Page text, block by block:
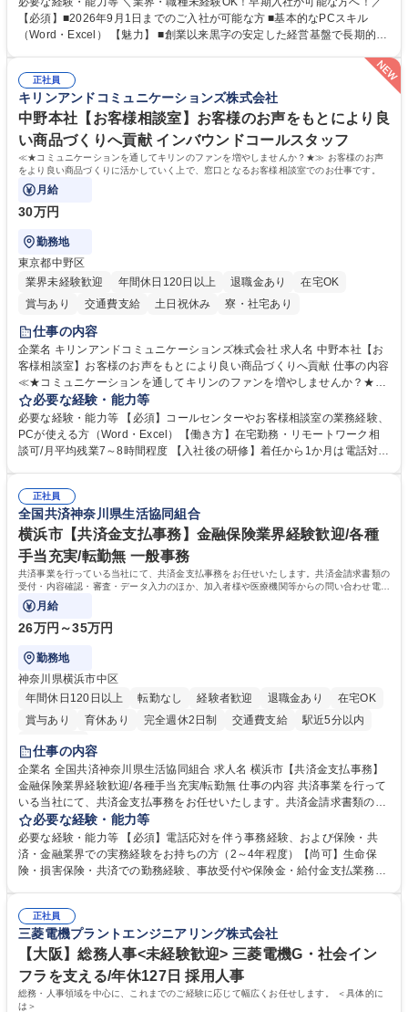
で、事務未経験の方でも安心して臨むことができます。 【業務詳細】■電
話・来客対応 ■物件の鍵や社内の備品管理 ■データ入力や書類作成 ■契約
【必須】■2026年9月1日までのご入社が可能な方 ■基本的なPCスキル
（Word・Excel） 【魅力】 ■創業以来黒字の安定した経営基盤で長期的に
両立が可能 ■有給取得を積極的に推奨、年間10日程度の取得実績 ■1ヶ月
のOJTで業務を習得可能、未経験でもしっかりサポート 学歴・資格 学
歴：大学院 大学 高専 短大 語学力： 資格：
正社員
キリンアンドコミュニケーションズ株式会社
中野本社【お客様相談室】お客様のお声をもとにより良
い商品づくりへ貢献 インバウンドコールスタッフ
≪★コミュニケーションを通してキリンのファンを増やしませんか？★≫ お客様のお声
をより良い商品づくりに活かしていく上で、窓口となるお客様相談室でのお仕事です。
月給
30万円
勤務地
東京都中野区
業界未経験歓迎
年間休日120日以上 退職金あり
在宅OK
賞与あり
交通費支給 土日祝休み 寮・社宅あり
仕事の内容
企業名 キリンアンドコミュニケーションズ株式会社 求人名 中野本社【お
客様相談室】お客様のお声をもとにより良い商品づくりへ貢献 仕事の内容
≪★コミュニケーションを通してキリンのファンを増やしませんか？★≫
お客様のお声をより良い商品づくりに活かしていく上で、窓口となるお客
様相談室でのお仕事です。 日々お客様からいただくキリングループへのご
意見を、企業活動に活かしています。お客様からの声に迅速かつ誠意をも
って対応、情報提供するとともにグループ内活動に反映しています。 【具
平均100件前後■メール・手紙：同上40件前後 募集職種 中野本社【お客様
相談室】お客様のお声をもとにより良い商品づくりへ貢献
必要な経験・能力等
必要な経験・能力等 【必須】コールセンターやお客様相談室の業務経験、
PCが使える方（Word・Excel）【働き方】在宅勤務・リモートワーク相
談可/月平均残業7～8時間程度 【入社後の研修】着任から1か月は電話対応
すのでご安心ください。 【当社について】キリングループの広報機能を担
う会社として、お客様との出会いを大切にし、磨き上げたホスピタリティ
を込めてコミュニケーションをとりながら広報関連業務を行っておりま
す。 学歴・資格 学歴：大学院 大学 高専 短大 専修学校 高校 語学力： 資
格：
正社員
全国共済神奈川県生活協同組合
横浜市【共済金支払事務】金融保険業界経験歓迎/各種
手当充実/転勤無 一般事務
共済事業を行っている当社にて、共済金支払事務をお任せいたします。共済金請求書類の
受付・内容確認・審査・データ入力のほか、加入者様や医療機関等からの問い合わせ電話
対応や書類発送等を担当します。
月給
26万円～35万円
勤務地
神奈川県横浜市中区
年間休日120日以上
転勤なし 経験者歓迎 退職金あり
在宅OK
賞与あり
育休あり 完全週休2日制 交通費支給
駅近5分以内
土日祝休み
仕事の内容
企業名 全国共済神奈川県生活協同組合 求人名 横浜市【共済金支払事務】
金融保険業界経験歓迎/各種手当充実/転勤無 仕事の内容 共済事業を行って
いる当社にて、共済金支払事務をお任せいたします。共済金請求書類の受
付・内容確認・審査・データ入力のほか、加入者様や医療機関等からの問
い合わせ電話対応や書類発送等を担当します。 ■共済金請求書類の受付、
内容確認、および共済金支払に関する審査・事務処理業務全般を担当 ■専
用システムへのデータ入力、各種必要書類の作成・発送作業 ■加入者様や
指定する業務 募集職種 横浜市【共済金支払事務】金融保険業界経験歓迎/
各種手当充実/転勤無
必要な経験・能力等
必要な経験・能力等 【必須】電話応対を伴う事務経験、および保険・共
済・金融業界での実務経験をお持ちの方（2～4年程度）【尚可】生命保
険・損害保険・共済での勤務経験、事故受付や保険金・給付金支払業務経
務へのキャリアチェンジ希望者も大歓迎です！ 学歴・資格 学歴：大学院
大学 高専 短大 専修学校 高校 語学力： 資格：
正社員
三菱電機プラントエンジニアリング株式会社
【大阪】総務人事<未経験歓迎> 三菱電機G・社会イン
フラを支える/年休127日 採用人事
総務・人事領域を中心に、これまでのご経験に応じて幅広くお任せします。 ＜具体的に
は＞